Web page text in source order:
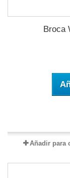
Broca
Añadir para